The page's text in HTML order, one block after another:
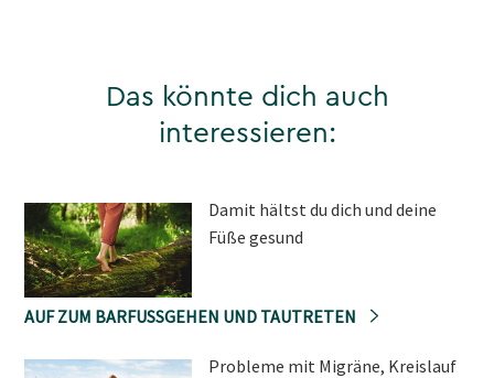
Das könnte dich auch
interessieren:
Damit hältst du dich und deine
Füße gesund
AUF ZUM BARFUSSGEHEN UND TAUTRETEN
Probleme mit Migräne, Kreislauf